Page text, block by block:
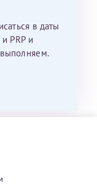
в даты
PRP и